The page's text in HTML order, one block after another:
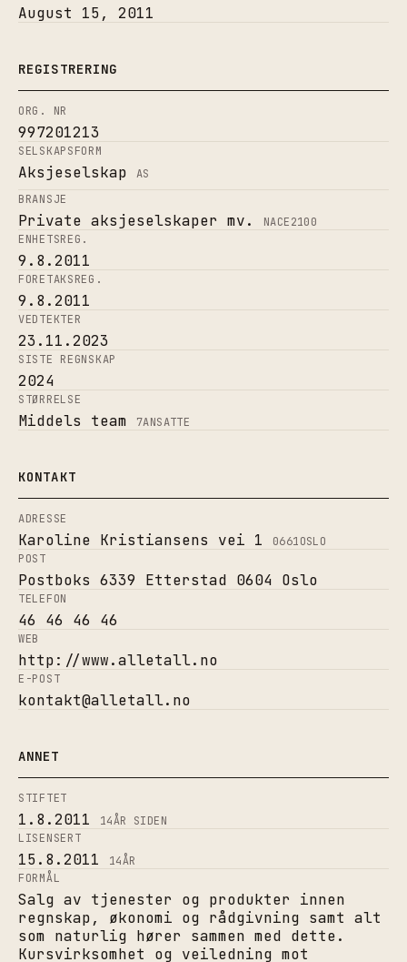
August 15, 2011
REGISTRERING
ORG. NR
997201213
SELSKAPSFORM
Aksjeselskap
AS
BRANSJE
Private aksjeselskaper mv. NACE2100
ENHETSREG.
9.8.2011
FORETAKSREG.
9.8.2011
VEDTEKTER
23.11.2023
SISTE REGNSKAP
2024
STØRRELSE
Middels team 7ANSATTE
KONTAKT
ADRESSE
Karoline Kristiansens vei 1 0661OSLO
POST
Postboks 6339 Etterstad 0604 Oslo
TELEFON
46 46 46 46
WEB
http://www.alletall.no
E-POST
kontakt@alletall.no
ANNET
STIFTET
1.8.2011 14ÅR SIDEN
LISENSERT
15.8.2011 14ÅR
FORMÅL
Salg av tjenester og produkter innen
regnskap, økonomi og rådgivning samt alt
som naturlig hører sammen med dette.
Kursvirksomhet og veiledning mot